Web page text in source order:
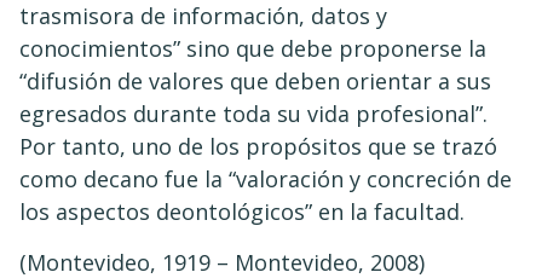
trasmisora de información, datos y
conocimientos” sino que debe proponerse la
“difusión de valores que deben orientar a sus
egresados durante toda su vida profesional”.
Por tanto, uno de los propósitos que se trazó
como decano fue la “valoración y concreción de
los aspectos deontológicos” en la facultad.
(Montevideo, 1919 – Montevideo, 2008)